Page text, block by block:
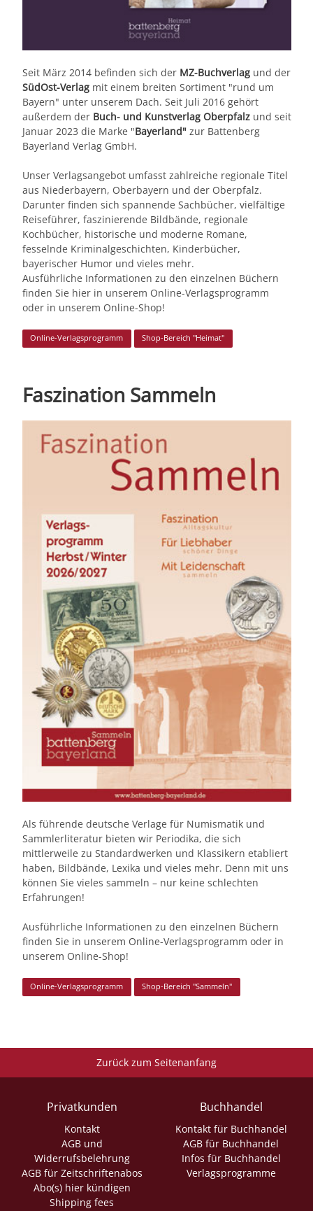
Seit März 2014 befinden sich der MZ-Buchverlagund der
SüdOst-Verlagmit einem breiten Sortiment "rund um
Bayern" unter unserem Dach. Seit Juli 2016 gehört
außerdem der Buch- und Kunstverlag Oberpfalzund seit
Januar 2023 die Marke "Bayerland" zur Battenberg
Bayerland Verlag GmbH.
Unser Verlagsangebot umfasst zahlreiche regionale Titel
aus Niederbayern, Oberbayern und der Oberpfalz.
Darunter finden sich spannende Sachbücher, vielfältige
Reiseführer, faszinierende Bildbände, regionale
Kochbücher, historische und moderne Romane,
fesselnde Kriminalgeschichten, Kinderbücher,
bayerischer Humor und vieles mehr.
Ausführliche Informationen zu den einzelnen Büchern
finden Sie hier in unserem Online-Verlagsprogramm
oder in unserem Online-Shop!
Online-Verlagsprogramm Shop-Bereich "Heimat"
Faszination Sammeln
Als führende deutsche Verlage für Numismatik und
Sammlerliteratur bieten wir Periodika, die sich
mittlerweile zu Standardwerken und Klassikern etabliert
haben, Bildbände, Lexika und vieles mehr. Denn mit uns
können Sie vieles sammeln – nur keine schlechten
Erfahrungen!
Ausführliche Informationen zu den einzelnen Büchern
finden Sie in unserem Online-Verlagsprogramm oder in
unserem Online-Shop!
Online-Verlagsprogramm Shop-Bereich "Sammeln"
Zurück zum Seitenanfang
Privatkunden
Kontakt
AGB und
Widerrufsbelehrung
AGB für Zeitschriftenabos
Abo(s) hier kündigen
Shipping fees
Buchhandel
Kontakt für Buchhandel
AGB für Buchhandel
Infos für Buchhandel
Verlagsprogramme